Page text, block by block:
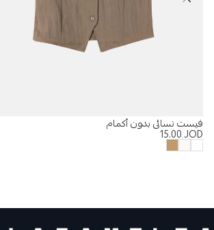
فيست نسائي بدون أكمام
15.00JOD